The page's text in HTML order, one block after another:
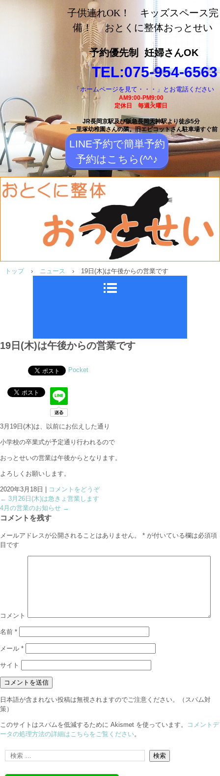
長岡京市の整体【おとく
に整体おっとせい】長岡
京駅と長岡天神駅から徒
歩5分の整体院
子供連れOK！ キッズスペース完
備！ おとくに整体おっとせい
予約優先制 妊婦さんOK
TEL:075-954-6563
「ホームページを見て・・・」とお電話ください
AM9:00-PM9:00
定休日 毎週火曜日
JR長岡京駅及び阪急長岡天神駅より徒歩5分
一里塚幼稚園さんの隣。旧エピコットさん駐車場すぐ前
LINE予約で簡単予約
予約はこちら(^^♪
トップ › ニュース › 19日(木)は午後からの営業です
19日(木)は午後からの営業です
Pocket
3月19日(木)は、以前にお伝えした通り
小学校の卒業式が予定通り行われるので
おっとせいの営業は午後からとなります。
よろしくお願いします。
2020年3月18日
コメントをどうぞ
← 3月26日(木)は急きょ営業します
4月の営業のお知らせ →
コメントを残す
メールアドレスが公開されることはありません。 * が付いている欄は必須項
目です
コメント
名前 *
メール *
サイト
日本語が含まれない投稿は無視されますのでご注意ください。（スパム対
策）
このサイトはスパムを低減するために Akismet を使っています。
コメントデ
ータの処理方法の詳細はこちらをご覧ください。